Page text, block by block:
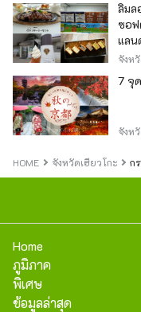
ลิ้มล
ซอฟ
แลน
จังห
7 จุ
จังห
HOME จังหวัดเฮียวโกะ ก
Home
ภูมิภาค
พิเศษ
ข้อมูลล่าสุด